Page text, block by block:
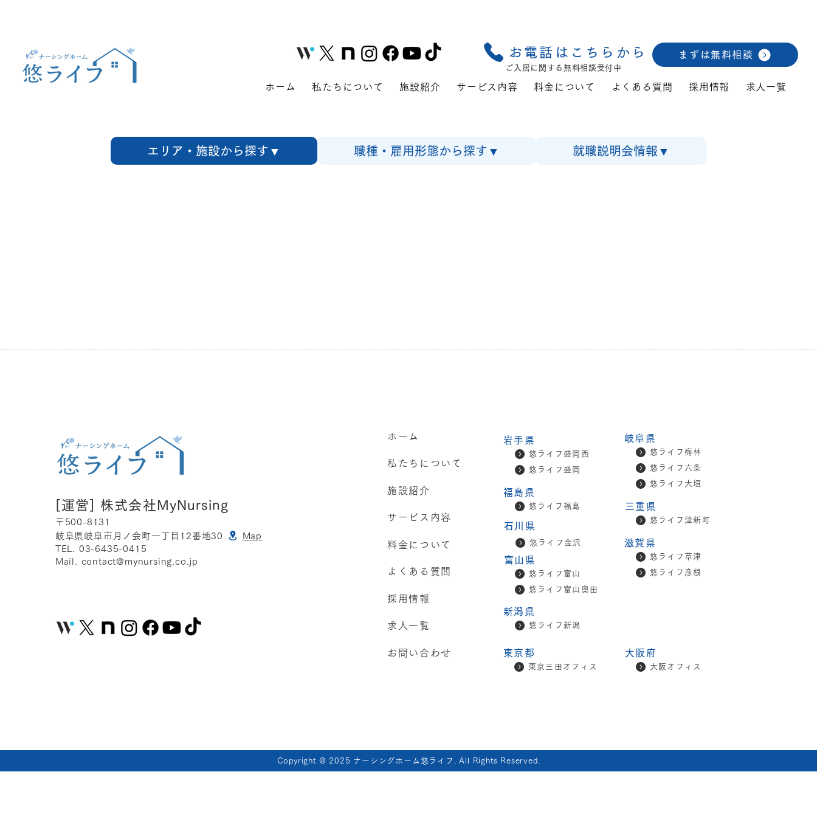
ご入居に関する無料相談受付中
まずは無料相談
お電話はこちらから
ホーム 私たちについて 施設紹介 サービス内容 料金について よくある質問 採用情報 求人一覧
エリア・施設から探す▼ 職種・雇用形態から探す▼ 就職説明会情報▼
[運営]株式会社MyNursing
〒500-8131
岐阜県岐阜市月ノ会町一丁目12番地30
Map
TEL. 03-6435-0415
Mail. contact@mynursing.co.jp
ホーム
私たちについて
施設紹介
サービス内容
料金について
よくある質問
採用情報
求人一覧
お問い合わせ
岩手県
悠ライフ盛岡西
悠ライフ盛岡
三重県
悠ライフ津新町
福島県
悠ライフ福島
岐阜県
悠ライフ梅林
悠ライフ六条
悠ライフ大垣
石川県
悠ライフ金沢 滋賀県
悠ライフ草津
悠ライフ彦根
富山県
悠ライフ富山
悠ライフ富山奥田
新潟県
悠ライフ新潟
東京都
東京三田オフィス
大阪府
大阪オフィス
Copyright @ 2025 ナーシングホーム悠ライフ. All Rights Reserved.